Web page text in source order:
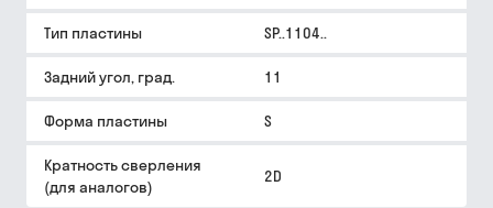
Тип пластины SP..1104..
Задний угол, град. 11
Форма пластины S
Кратность сверления
(для аналогов)
2D